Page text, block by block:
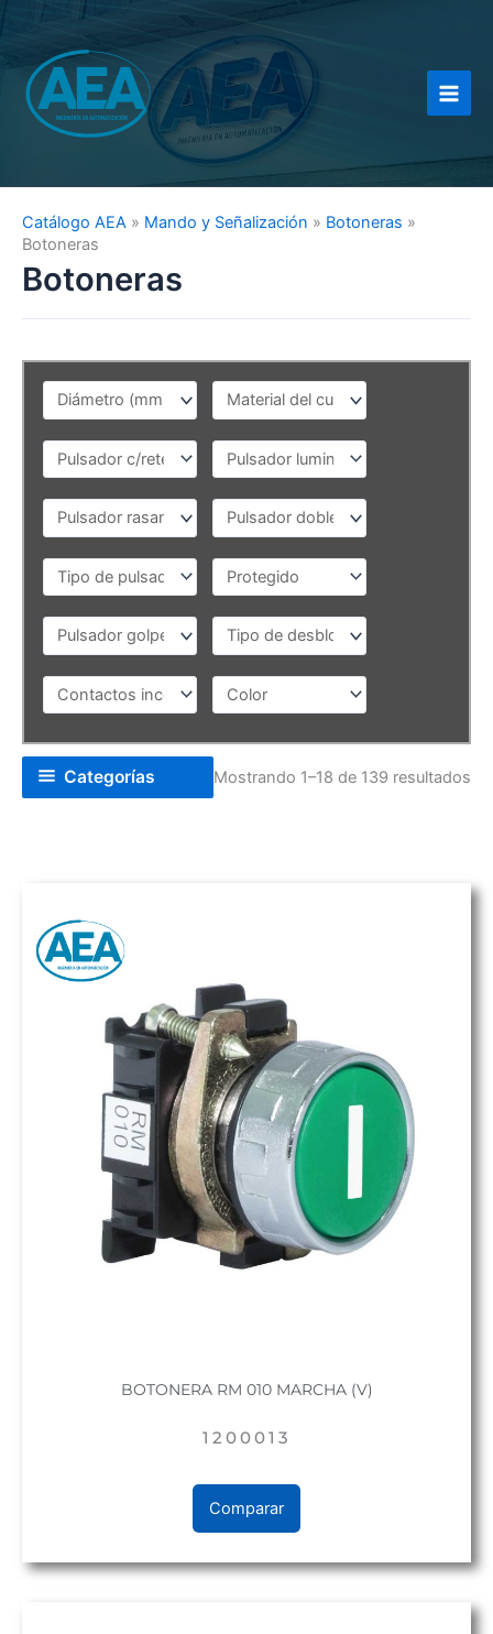
al
contenido
Catálogo AEA » Mando y Señalización » Botoneras »
Botoneras
Botoneras
Categorías Mostrando 1–18 de 139 resultados
BOTONERA RM 010 MARCHA (V)
1200013
Comparar